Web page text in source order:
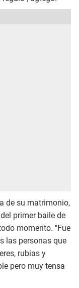
de su matrimonio,
primer baile de
momento. "Fue
las personas que
rubias y
pero muy tensa